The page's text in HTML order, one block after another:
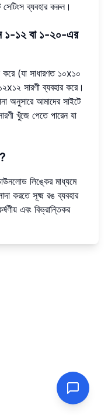
সেটিংস ব্যবহার করুন।
১-১২ বা ১-২০-এর
(যা সাধারণত ১০x১০
সারণী ব্যবহার করে।
অনুসারে আমাদের সাইটে
খুঁজে পেতে পারেন যা
লিঙ্কের মাধ্যমে
করতে সূক্ষ্ম রঙ ব্যবহার
এবং বিভ্রান্তিকর